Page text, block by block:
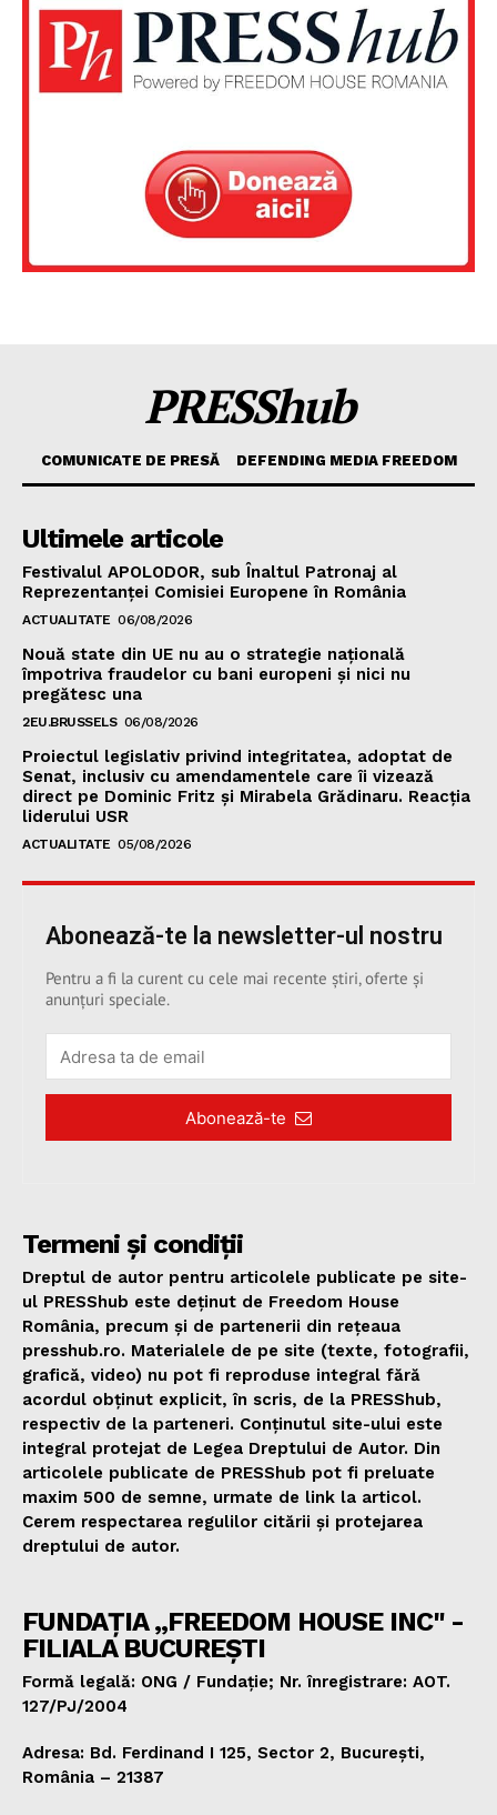
PRESShub
COMUNICATE DE PRESĂ DEFENDING MEDIA FREEDOM
Ultimele articole
Festivalul APOLODOR, sub Înaltul Patronaj al
Reprezentanței Comisiei Europene în România
ACTUALITATE 06/08/2026
Nouă state din UE nu au o strategie națională
împotriva fraudelor cu bani europeni și nici nu
pregătesc una
2EU.BRUSSELS 06/08/2026
Proiectul legislativ privind integritatea, adoptat de
Senat, inclusiv cu amendamentele care îi vizează
direct pe Dominic Fritz și Mirabela Grădinaru. Reacția
liderului USR
ACTUALITATE 05/08/2026
Abonează-te la newsletter-ul nostru
Pentru a fi la curent cu cele mai recente știri, oferte și
anunțuri speciale.
Abonează-te
Termeni și condiții
Dreptul de autor pentru articolele publicate pe site-
ul PRESShub este deținut de Freedom House
România, precum și de partenerii din rețeaua
presshub.ro. Materialele de pe site (texte, fotografii,
grafică, video) nu pot fi reproduse integral fără
acordul obținut explicit, în scris, de la PRESShub,
respectiv de la parteneri. Conținutul site-ului este
integral protejat de Legea Dreptului de Autor. Din
articolele publicate de PRESShub pot fi preluate
maxim 500 de semne, urmate de link la articol.
Cerem respectarea regulilor citării și protejarea
dreptului de autor.
FUNDAȚIA „FREEDOM HOUSE INC" -
FILIALA BUCUREȘTI
Formă legală: ONG / Fundație; Nr. înregistrare: AOT.
127/PJ/2004
Adresa: Bd. Ferdinand I 125, Sector 2, București,
România – 21387